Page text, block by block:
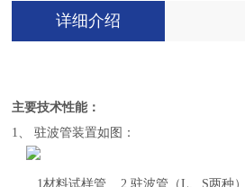
详细介绍
主要技术性能：
1、 驻波管装置如图：
1材料试样管 2 驻波管（L、S两种）